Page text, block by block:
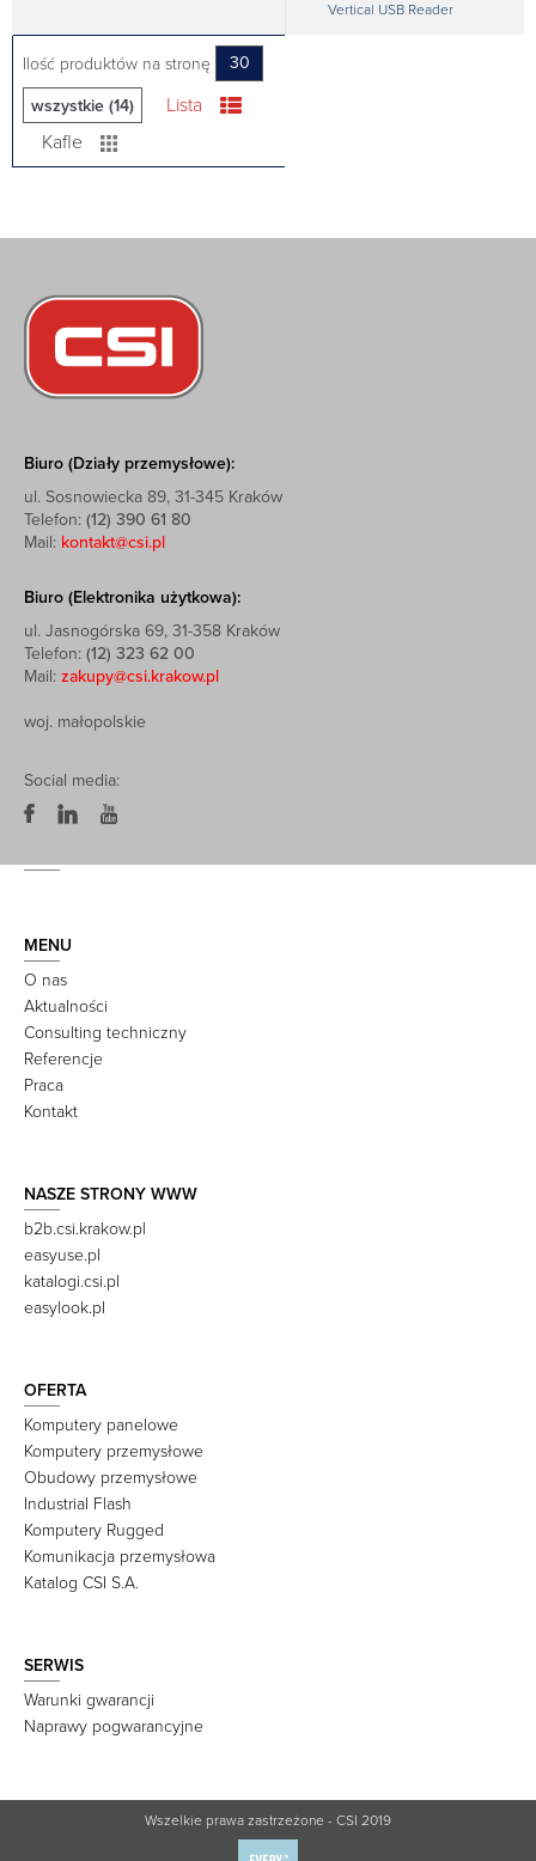
Vertical USB Reader
Ilość produktów na stronę 30
wszystkie (14)
Lista
Kafle
Biuro (Działy przemysłowe):
ul. Sosnowiecka 89, 31-345 Kraków
Telefon: (12) 390 61 80
Mail: kontakt@csi.pl
Biuro (Elektronika użytkowa):
ul. Jasnogórska 69, 31-358 Kraków
Telefon: (12) 323 62 00
Mail: zakupy@csi.krakow.pl
woj. małopolskie
Social media:
MENU
O nas
Aktualności
Consulting techniczny
Referencje
Praca
Kontakt
NASZE STRONY WWW
b2b.csi.krakow.pl
easyuse.pl
katalogi.csi.pl
easylook.pl
OFERTA
Komputery panelowe
Komputery przemysłowe
Obudowy przemysłowe
Industrial Flash
Komputery Rugged
Komunikacja przemysłowa
Katalog CSI S.A.
SERWIS
Warunki gwarancji
Naprawy pogwarancyjne
Wszelkie prawa zastrzeżone - CSI 2019